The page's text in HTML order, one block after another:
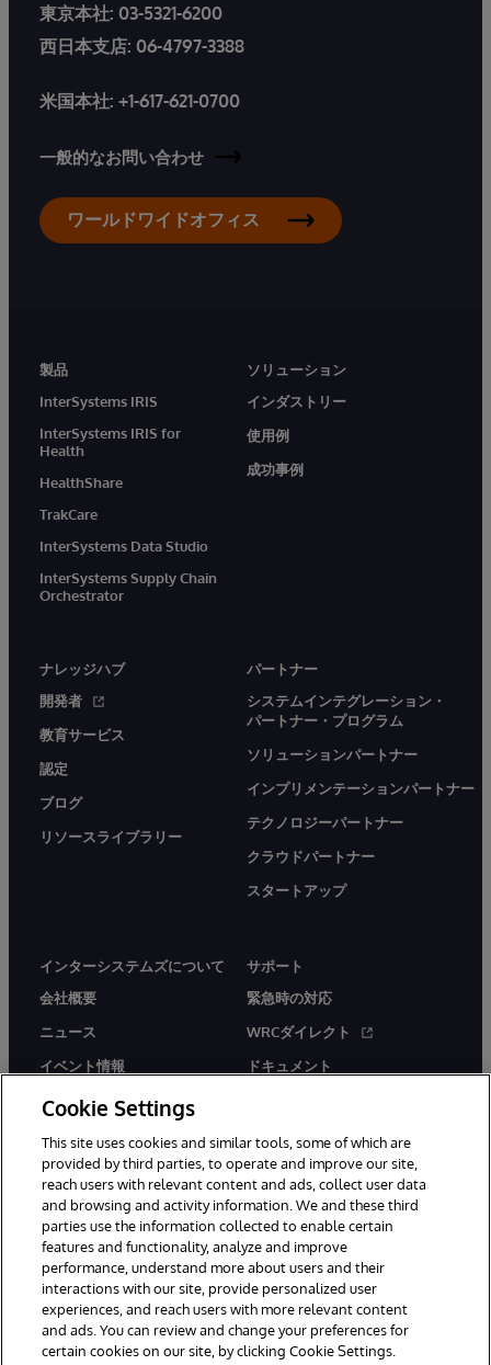
東京本社: 03-5321-6200
西日本支店: 06-4797-3388
米国本社: +1-617-621-0700
一般的なお問い合わせ
ワールドワイドオフィス
製品
InterSystems IRIS
InterSystems IRIS for
Health
HealthShare
TrakCare
InterSystems Data Studio
InterSystems Supply Chain
Orchestrator
ソリューション
インダストリー
使用例
成功事例
ナレッジハブ
開発者
教育サービス
認定
ブログ
リソースライブラリー
パートナー
システムインテグレーション・
パートナー・プログラム
ソリューションパートナー
インプリメンテーションパートナー
テクノロジーパートナー
クラウドパートナー
スタートアップ
インターシステムズについて
会社概要
ニュース
イベント情報
採用情報
サポート
緊急時の対応
WRCダイレクト
ドキュメント
© 1996-2026Y InterSystems Corporation, Boston, MA. All Rights
Reserved.
お知らせ／ご利用規約
プライバシーステートメント
保証について
アクセシビリティ
Cookie Settings
This site uses cookies and similar tools, some of which are
provided by third parties, to operate and improve our site,
reach users with relevant content and ads, collect user data
and browsing and activity information. We and these third
parties use the information collected to enable certain
features and functionality, analyze and improve
performance, understand more about users and their
interactions with our site, provide personalized user
experiences, and reach users with more relevant content
and ads. You can review and change your preferences for
certain cookies on our site, by clicking Cookie Settings.